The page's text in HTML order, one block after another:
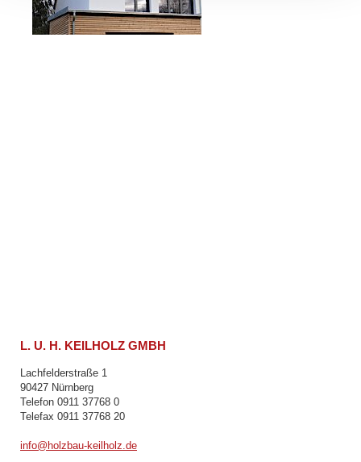
L. U. H. KEILHOLZ GMBH
Lachfelderstraße 1
90427 Nürnberg
Telefon 0911 37768 0
Telefax 0911 37768 20
info@holzbau-keilholz.de